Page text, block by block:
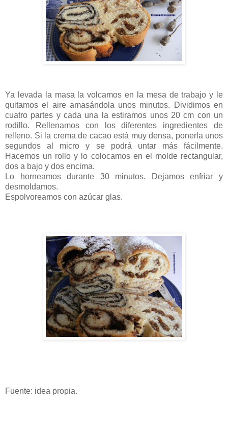
Ya levada la masa la volcamos en la mesa de trabajo y le
quitamos el aire amasándola unos minutos. Dividimos en
cuatro partes y cada una la estiramos unos 20 cm con un
rodillo. Rellenamos con los diferentes ingredientes de
relleno. Si la crema de cacao está muy densa, ponerla unos
segundos al micro y se podrá untar más fácilmente.
Hacemos un rollo y lo colocamos en el molde rectangular,
dos a bajo y dos encima.
Lo horneamos durante 30 minutos. Dejamos enfriar y
desmoldamos.
Espolvoreamos con azúcar glas.
Fuente: idea propia.